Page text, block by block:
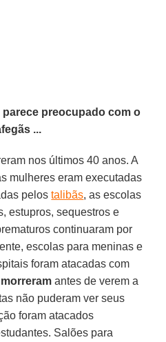
preocupado com o
...
nos últimos 40 anos. A
mulheres eram executadas
pelostalibãs, as escolas
estupros, sequestros e
continuaram por
escolas para meninas e
foram atacadas com
morreram antes de verem a
não puderam ver seus
foram atacados
Salões para